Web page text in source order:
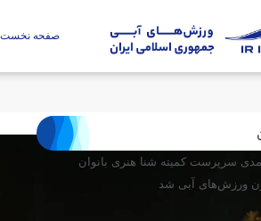
صفحه نخست
سرپرست کمیته شنا هنری بانوان
ورزش‌های آبی شد